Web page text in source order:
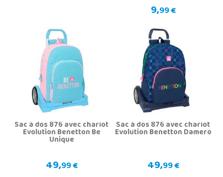
9,99 €
Sac à dos 876 avec chariot
Evolution Benetton Be
Unique
49,99 €
Sac à dos 876 avec chariot
Evolution Benetton Damero
49,99 €